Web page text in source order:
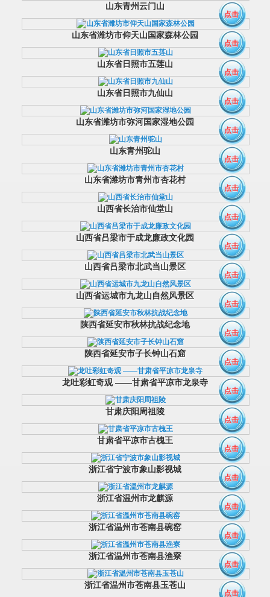
山东青州云门山
点击
山东省潍坊市仰天山国家森林公园
点击
山东省日照市五莲山
点击
山东省日照市九仙山
点击
山东省潍坊市弥河国家湿地公园
点击
山东青州驼山
点击
山东省潍坊市青州市杏花村
点击
山西省长治市仙堂山
点击
山西省吕梁市于成龙廉政文化园
点击
山西省吕梁市北武当山景区
点击
山西省运城市九龙山自然风景区
点击
陕西省延安市秋林抗战纪念地
点击
陕西省延安市子长钟山石窟
点击
龙吐彩虹奇观 ——甘肃省平凉市龙泉寺
点击
甘肃庆阳周祖陵
点击
甘肃省平凉市古槐王
点击
浙江省宁波市象山影视城
点击
浙江省温州市龙麒源
点击
浙江省温州市苍南县碗窑
点击
浙江省温州市苍南县渔寮
点击
浙江省温州市苍南县玉苍山
点击